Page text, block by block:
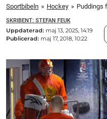
Sportbibeln » Hockey »
SKRIBENT: STEFAN FEUK
Uppdaterad: maj 13, 2025, 14:19
Publicerad: maj 17, 2018, 10:22